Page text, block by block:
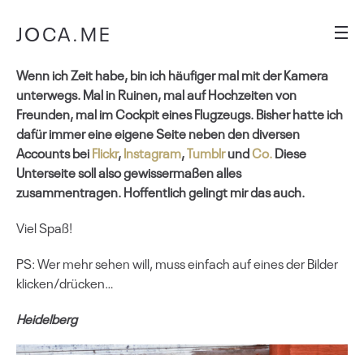
JOCA.ME
Wenn ich Zeit habe, bin ich häufiger mal mit der Kamera
unterwegs. Mal in Ruinen, mal auf Hochzeiten von
Freunden, mal im Cockpit eines Flugzeugs. Bisher hatte ich
dafür immer eine eigene Seite neben den diversen
Accounts beiFlickr,Instagram,TumblrundCo.Diese
Unterseite soll also gewissermaßen alles
zusammentragen. Hoffentlich gelingt mir das auch.
Viel Spaß!
PS: Wer mehr sehen will, muss einfach auf eines der Bilder
klicken/drücken…
Heidelberg